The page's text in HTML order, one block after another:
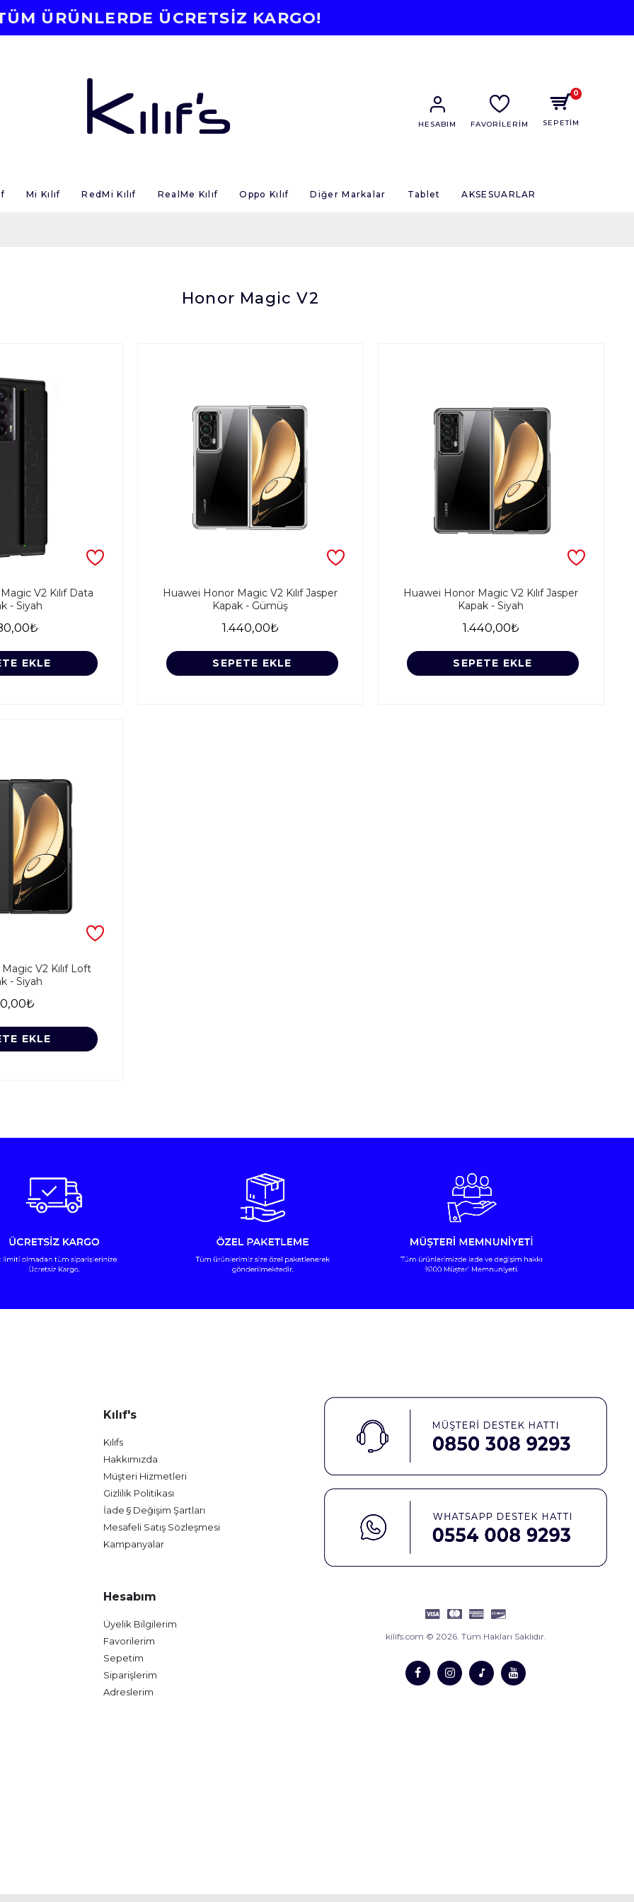
ÜRÜNLERDE ÜCRETSİZ KARGO!
HESABIM FAVORİLERİM SEPETİM
0
Mi Kılıf RedMi Kılıf RealMe Kılıf Oppo Kılıf Diğer Markalar Tablet AKSESUARLAR
Honor Magic V2
V2 Kılıf Data
- Siyah
EKLE
Huawei Honor Magic V2 Kılıf Jasper
Kapak - Gümüş
1.440,00₺
SEPETE EKLE
Huawei Honor Magic V2 Kılıf Jasper
Kapak - Siyah
1.440,00₺
SEPETE EKLE
V2 Kılıf Loft
- Siyah
EKLE
Kılıf's
Kılıfs
Hakkımızda
Müşteri Hizmetleri
Gizlilik Politikası
İade § Değişim Şartları
Mesafeli Satış Sözleşmesi
Kampanyalar
Hesabım
Üyelik Bilgilerim
Favorilerim
Sepetim
Siparişlerim
Adreslerim
kilifs.com © 2026. Tüm Hakları Saklıdır.